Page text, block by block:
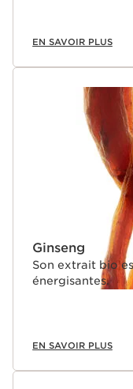
EN SAVOIR PLUS
Ginseng
Son extrait bio
énergisantes.
EN SAVOIR PLUS